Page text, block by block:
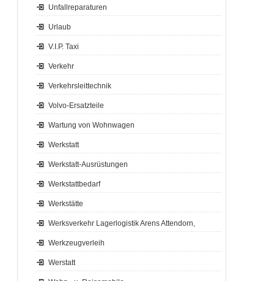
Unfallreparaturen
Urlaub
V.I.P. Taxi
Verkehr
Verkehrsleittechnik
Volvo-Ersatzteile
Wartung von Wohnwagen
Werkstatt
Werkstatt-Ausrüstungen
Werkstattbedarf
Werkstätte
Werksverkehr Lagerlogistik Arens Attendorn,
Werkzeugverleih
Werstatt